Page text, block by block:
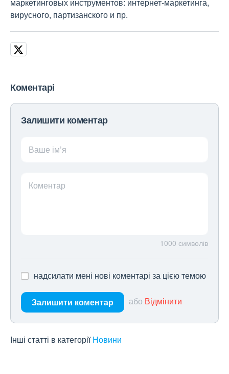
вирусного, партизанского и пр.
Коментарі
Залишити коментар
Ваше ім’я
Коментар
1000 символів
надсилати мені нові коментарі за цією темою
Залишити коментар або Відмінити
Інші статті в категорії Новини